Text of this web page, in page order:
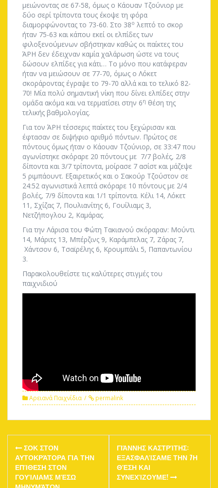
μειώνοντας σε 67-58, όμως ο Κάουαν Τζούνιορ με
δύο σερί τρίποντα τους έκοψε τη φόρα
διαμορφώνοντας το 73-60. Στο 38ο λεπτό το σκορ
ήταν 75-63 και κάπου εκεί οι ελπίδες των
φιλοξενούμενων σβήστηκαν καθώς οι παίκτες του
ΆΡΗ δεν έδειχναν καμία χαλάρωση ώστε να τους
δώσουν ελπίδες για κάτι… Το μόνο που κατάφεραν
ήταν να μειώσουν σε 77-70, όμως ο Λόκετ
σκοράροντας έγραψε το 79-70 αλλά και το τελικό 82-
70! Μία πολύ σημαντική νίκη που δίνει ελπίδες στην
ομάδα ακόμα και να τερματίσει στην 6η θέση της
τελικής βαθμολογίας.
Για τον ΆΡΗ τέσσερις παίκτες του ξεχώρισαν και
έφτασαν σε διψήφιο αριθμό πόντων. Πρώτος σε
πόντους όμως ήταν ο Κάουαν Τζούνιορ, σε 33:47 που
αγωνίστηκε σκόραρε 20 πόντους με 7/7 βολές, 2/8
δίποντα και 3/7 τρίποντα, μοίρασε 7 ασίστ και μάζεψε
5 ριμπάουντ. Εξαιρετικός και ο Σακούρ Τζούστον σε
24:52 αγωνιστικά λεπτά σκόραρε 10 πόντους με 2/4
βολές, 7/9 δίποντα και 1/1 τρίποντα. Κέλι 14, Λόκετ
11, Σχίζας 7, Πουλιανίτης 6, Γουίλιαμς 3,
Νετζήπογλου 2, Καμάρας.
Για την Λάρισα του Φώτη Τακιανού σκόραραν: Μούντι
14, Μάριτς 13, Μπέρζινς 9, Καράμπελας 7, Ζάρας 7,
Χάντσον 6, Τσαϊρέλης 6, Κρουμπάλι 5, Παπαντωνίου
3.
Παρακολουθείστε τις καλύτερες στιγμές του
παιχνιδιού
Αρειανά Παιχνίδια permalink
Post
navigation
ΣΟΚ ΣΤΟΝ
ΑΥΤΟΚΡΆΤΟΡΑ ΓΙΑ ΤΗΝ
ΕΠΊΘΕΣΗ ΣΤΟΝ
ΓΟΥΊΛΙΑΜΣ ΜΈΣΩ
ΓΙΆΝΝΗΣ ΚΑΣΤΡΊΤΗΣ:
ΕΞΑΣΦΑΛΊΣΑΜΕ ΤΗΝ 7Η
ΘΈΣΗ ΚΑΙ
ΣΥΝΕΧΊΖΟΥΜΕ!